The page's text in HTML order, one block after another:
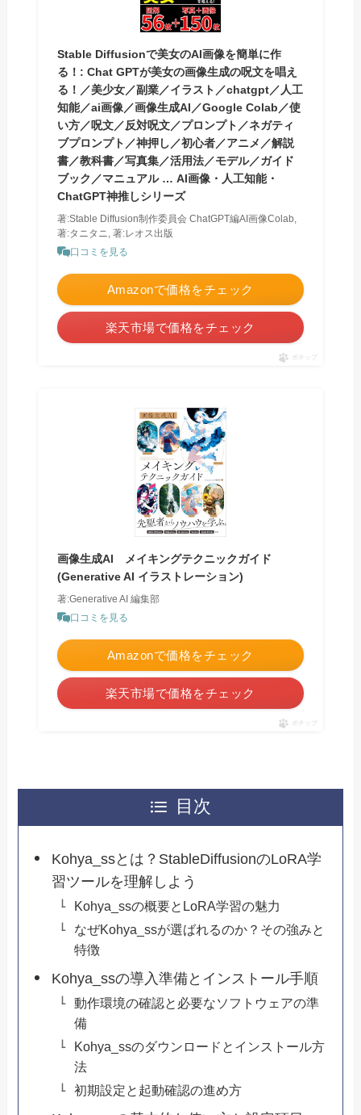
Stable Diffusionで美女のAI画像を簡単に作
る！: Chat GPTが美女の画像生成の呪文を唱え
る！／美少女／副業／イラスト／chatgpt／人工
知能／ai画像／画像生成AI／Google Colab／使
い方／呪文／反対呪文／プロンプト／ネガティ
ブプロンプト／神押し／初心者／アニメ／解説
書／教科書／写真集／活用法／モデル／ガイド
ブック／マニュアル … AI画像・人工知能・
ChatGPT神推しシリーズ
著:Stable Diffusion制作委員会 ChatGPT編AI画像Colab,
著:タニタニ, 著:レオス出版
口コミを見る
Amazonで価格をチェック
楽天市場で価格をチェック
ポチップ
画像生成AI メイキングテクニックガイド
(Generative AI イラストレーション)
著:Generative AI 編集部
口コミを見る
Amazonで価格をチェック
楽天市場で価格をチェック
ポチップ
目次
Kohya_ssとは？StableDiffusionのLoRA学
習ツールを理解しよう
Kohya_ssの概要とLoRA学習の魅力
なぜKohya_ssが選ばれるのか？その強みと
特徴
Kohya_ssの導入準備とインストール手順
動作環境の確認と必要なソフトウェアの準
備
Kohya_ssのダウンロードとインストール方
法
初期設定と起動確認の進め方